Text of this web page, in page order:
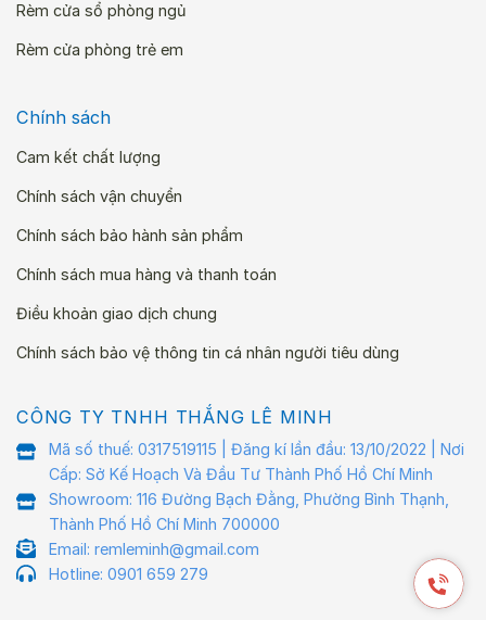
Rèm cửa sổ phòng ngủ
Rèm cửa phòng trẻ em
Chính sách
Cam kết chất lượng
Chính sách vận chuyển
Chính sách bảo hành sản phẩm
Chính sách mua hàng và thanh toán
Điều khoản giao dịch chung
Chính sách bảo vệ thông tin cá nhân người tiêu dùng
CÔNG TY TNHH THẮNG LÊ MINH
Mã số thuế: 0317519115 | Đăng kí lần đầu: 13/10/2022 | Nơi
Cấp: Sở Kế Hoạch Và Đầu Tư Thành Phố Hồ Chí Minh
Showroom: 116 Đường Bạch Đằng, Phường Bình Thạnh,
Thành Phố Hồ Chí Minh 700000
Email: remleminh@gmail.com
Hotline: 0901 659 279